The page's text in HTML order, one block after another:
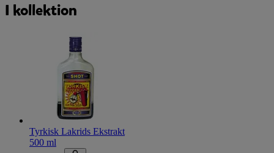
I kollektion
Tyrkisk Lakrids Ekstrakt
500 ml